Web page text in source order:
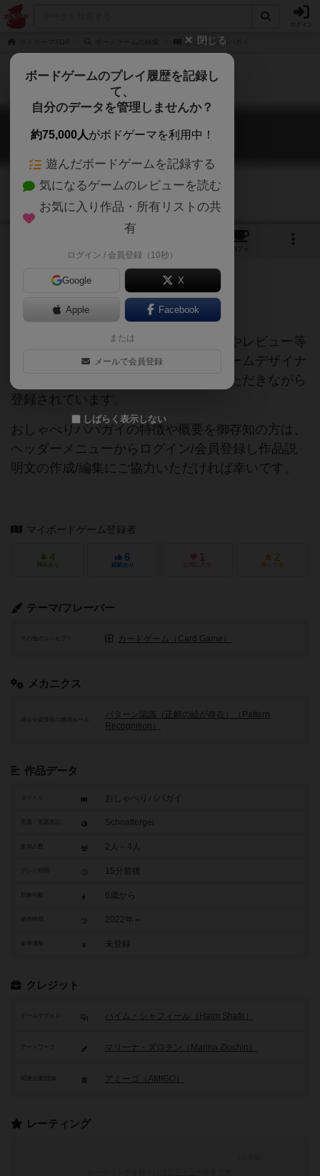
おしゃべりパパガイ
おしゃべりパパガイ
Schnattergei
カフェ
ご協力ください
当サイトに掲載されている作品説明文やレビュー等
の情報は、ボドゲーマ運営事務局・ゲームデザイナ
ーご本人様・有志の皆様にご協力をいただきながら
登録されています。
おしゃべりパパガイの特徴や概要を御存知の方は、
ヘッダーメニューからログイン/会員登録し作品説
明文の作成/編集にご協力いただければ幸いです。
マイボードゲーム登録者
4
興味あり
6
経験あり
1
お気に入り
2
持ってる
テーマ/フレーバー
その他のコンセプト カードゲーム（Card Game）
メカニクス
パターン認識（正解の絵が存在）（Pattern
Recognition）
作品データ
タイトル おしゃべりパパガイ
Schnattergei
参加人数 2人～4人
15分前後
6歳から
2022年～
参考価格 未登録
クレジット
ゲームデザイン ハイム・シャフィール（Haim Shafir）
アートワーク マリーナ・ズロチン（Marina Zlochin）
アミーゴ（AMIGO）
レーティング
閉じる
ボードゲームのプレイ履歴を記録し
て、
自分のデータを管理しませんか？
約75,000人がボドゲーマを利用中！
遊んだボードゲームを記録する
気になるゲームのレビューを読む
お気に入り作品・所有リストの共
有
ログイン / 会員登録（10秒）
Google X
Apple Facebook
または
メールで会員登録
しばらく表示しない